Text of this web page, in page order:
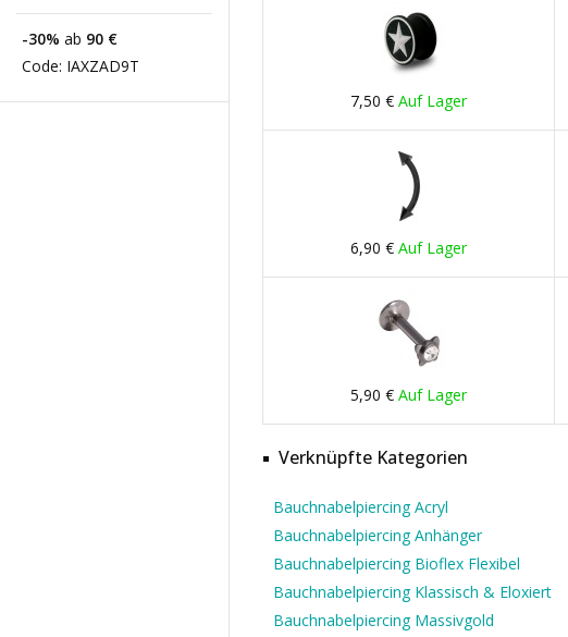
-30% ab 90 €
Code: IAXZAD9T
7,50 €Auf Lager
6,90 €Auf Lager
5,90 €Auf Lager
Verknüpfte Kategorien
Bauchnabelpiercing Acryl
Bauchnabelpiercing Anhänger
Bauchnabelpiercing Bioflex Flexibel
Bauchnabelpiercing Klassisch & Eloxiert
Bauchnabelpiercing Massivgold